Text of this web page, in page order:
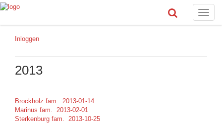
Toggle
Inloggen
2013
Brockholz fam. 2013-01-14
Marinus fam. 2013-02-01
Sterkenburg fam. 2013-10-25